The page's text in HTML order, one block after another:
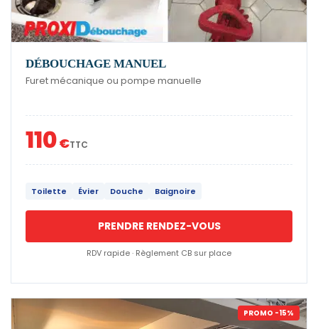
DÉBOUCHAGE MANUEL
Furet mécanique ou pompe manuelle
110€TTC
Toilette Évier Douche Baignoire
PRENDRE RENDEZ-VOUS
RDV rapide · Règlement CB sur place
PROMO -15%